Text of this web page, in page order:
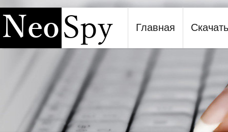
Программа шпион NeoSpy
Главная Скачать